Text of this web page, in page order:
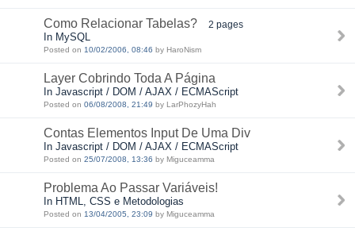
Como Relacionar Tabelas? 2 pages
In MySQL
Posted on 10/02/2006, 08:46 by HaroNism
Layer Cobrindo Toda A Página
In Javascript / DOM / AJAX / ECMAScript
Posted on 06/08/2008, 21:49 by LarPhozyHah
Contas Elementos Input De Uma Div
In Javascript / DOM / AJAX / ECMAScript
Posted on 25/07/2008, 13:36 by Miguceamma
Problema Ao Passar Variáveis!
In HTML, CSS e Metodologias
Posted on 13/04/2005, 23:09 by Miguceamma